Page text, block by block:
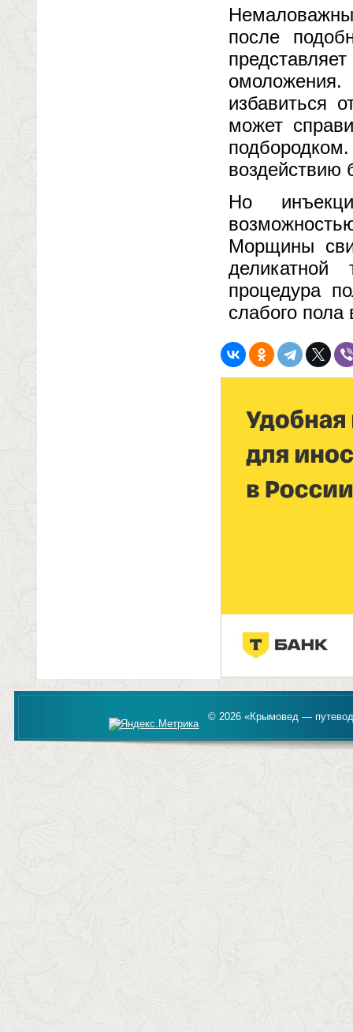
после
избавиться
может
воздействию
Но
Морщины
процедура
слабого
© 2026 «Крымовед —